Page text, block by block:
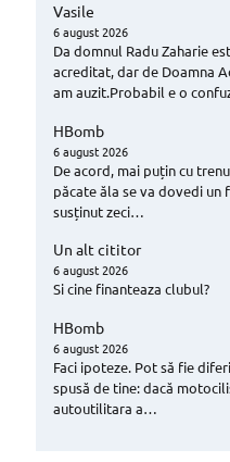
Vasile
6 august 2026
Da domnul Radu Zaharie
acreditat, dar de Doamna
am auzit.Probabil e o
HBomb
6 august 2026
De acord, mai puțin cu
păcate ăla se va dovedi un
susținut zeci…
Un alt cititor
6 august 2026
Si cine finanteaza clubul?
HBomb
6 august 2026
Faci ipoteze. Pot să fie
spusă de tine: dacă
autoutilitara a…